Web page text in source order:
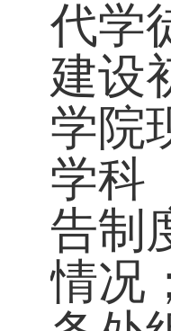
稿一
教
将评
（
第
代学